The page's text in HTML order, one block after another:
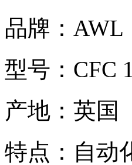
品牌： AWL
型号： CFC
产地： 英国
特点： 自动